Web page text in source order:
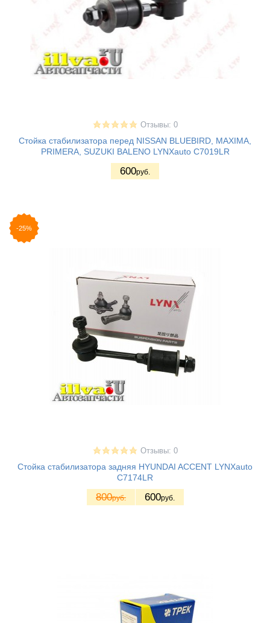
Отзывы: 0
Стойка стабилизатора перед NISSAN BLUEBIRD, MAXIMA,
PRIMERA, SUZUKI BALENO LYNXauto C7019LR
600руб.
-25%
Отзывы: 0
Стойка стабилизатора задняя HYUNDAI ACCENT LYNXauto
C7174LR
800руб. 600руб.